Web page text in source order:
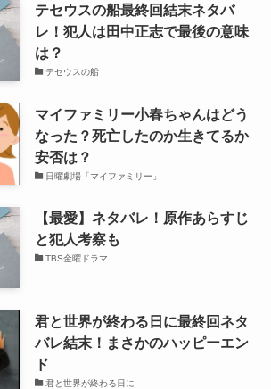
テセウスの船最終回結末ネタバ
レ！犯人は田中正志で最後の意味
は？
テセウスの船
マイファミリー小春ちゃんはどう
なった？死亡したのか生きてるか
安否は？
日曜劇場「マイファミリー」
【最愛】ネタバレ！原作あらすじ
と犯人考察も
TBS金曜ドラマ
君と世界が終わる日に最終回ネタ
バレ結末！まさかのハッピーエン
ド
君と世界が終わる日に